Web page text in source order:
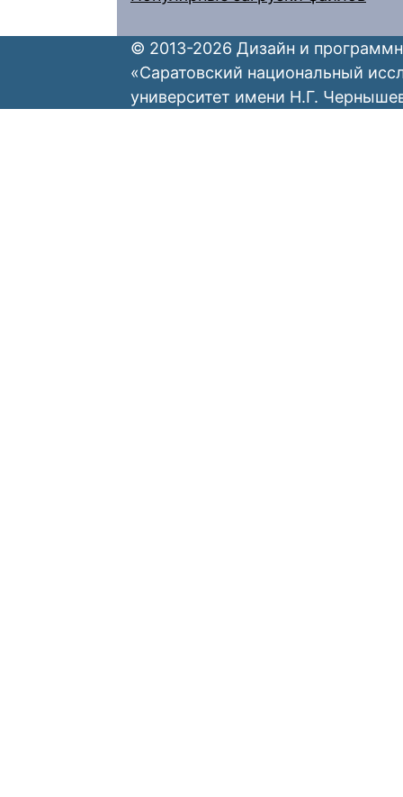
© 2013-2026 Дизайн и
«Саратовский национальный
университет имени Н.Г.